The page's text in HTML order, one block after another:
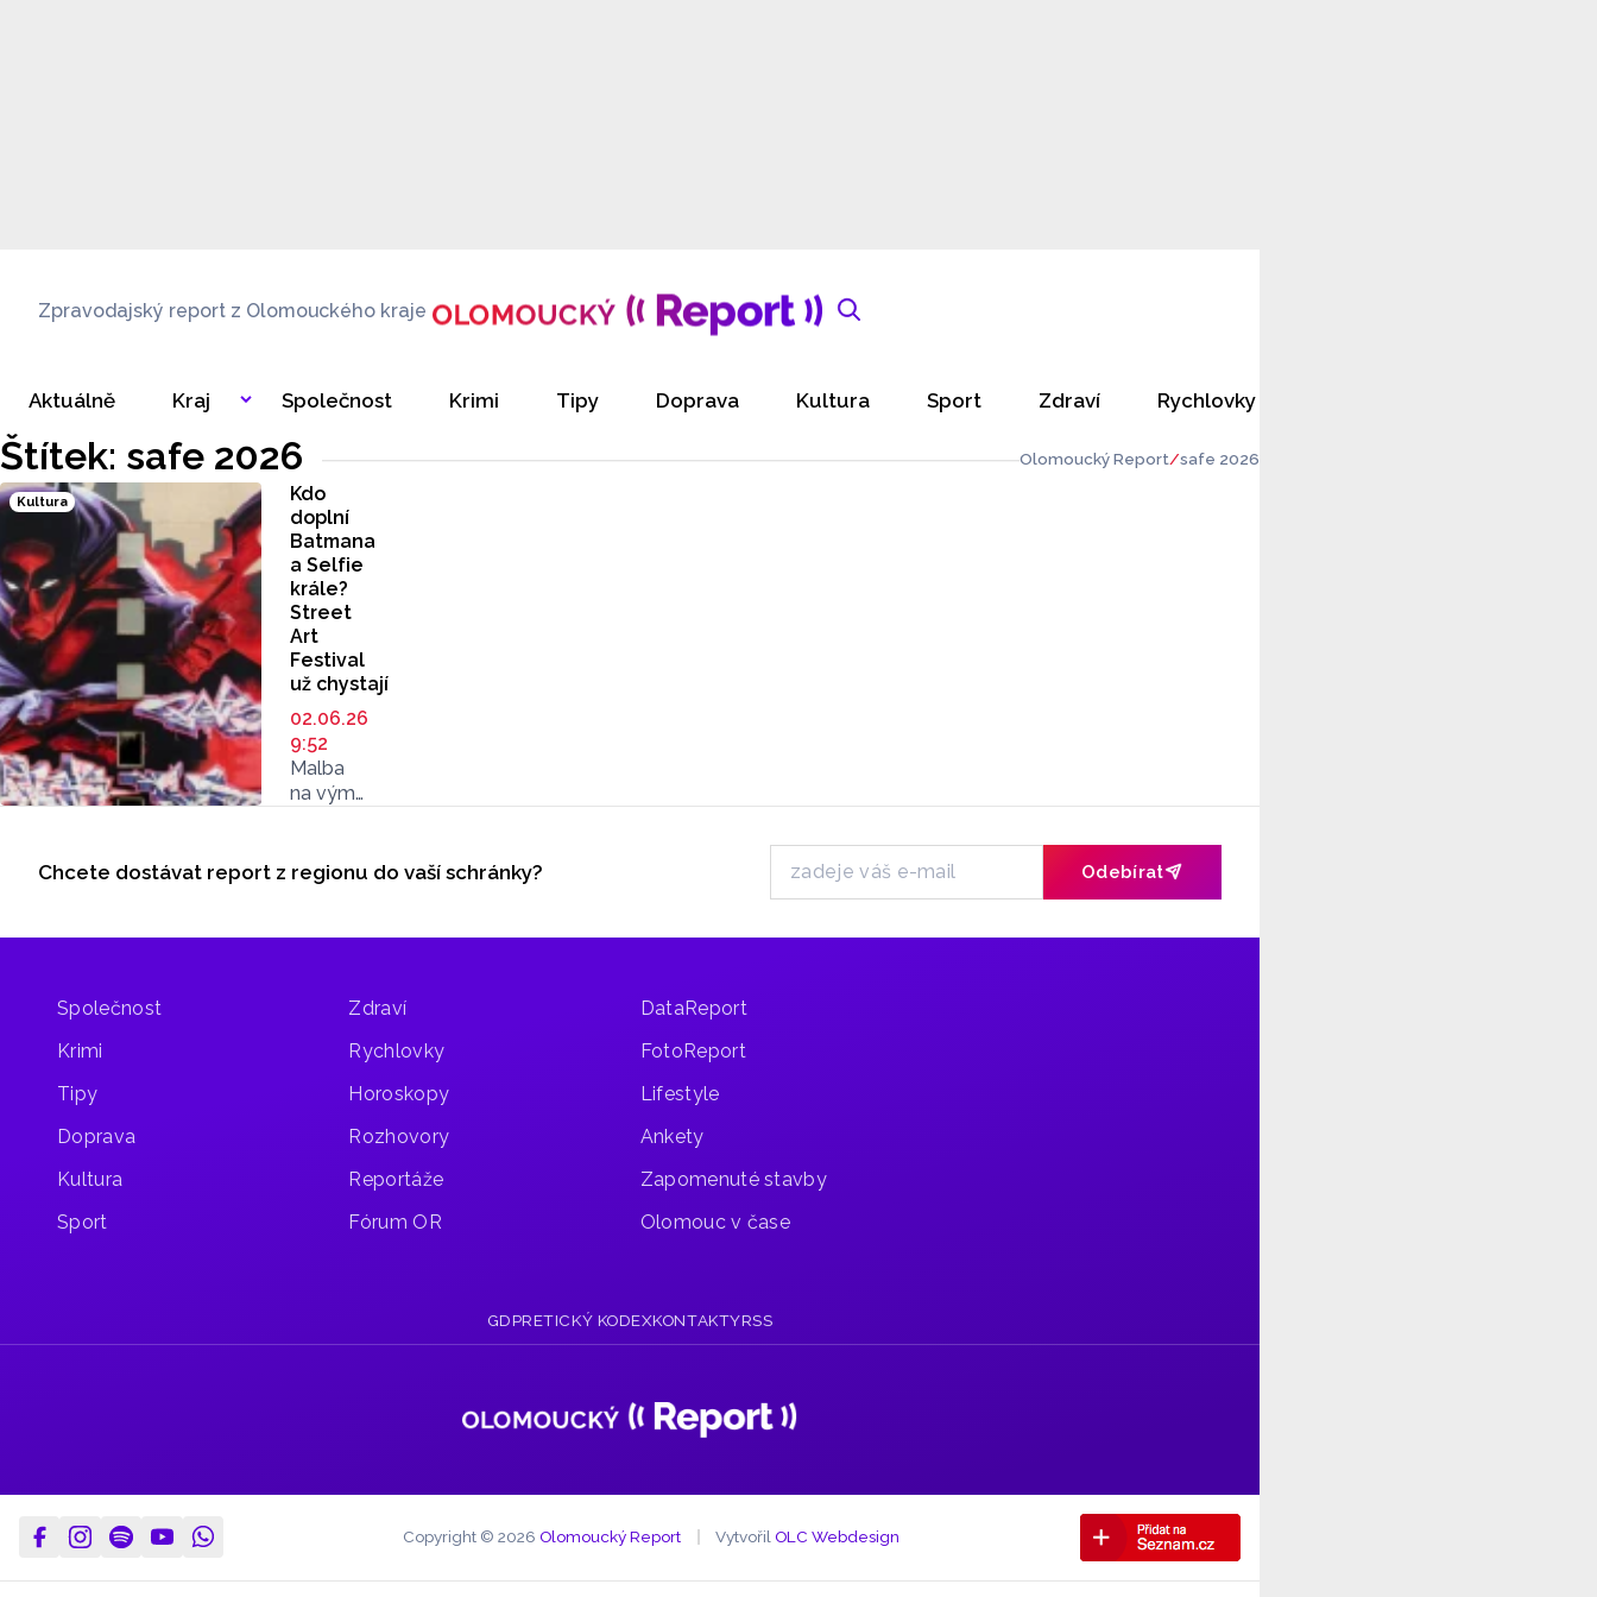
Zpravodajský report z Olomouckého kraje
Aktuálně Kraj Společnost Krimi Tipy Doprava Kultura Sport Zdraví Rychlovky
Štítek: safe 2026 Olomoucký Report safe 2026
Kultura
Kdo
doplní
Batmana
a Selfie
krále?
Street
Art
Festival
už chystají
02.06.26
9:52
Malba
na výměníkové
na Moravském
malba
Svobody.
To je jen
z ploch,
v minulých
úřadovali
Olomouc
Odběr newsletteru
Chcete dostávat report z regionu do vaší schránky? Odebírat
Společnost
Krimi
Tipy
Doprava
Kultura
Sport
Zdraví
Rychlovky
Horoskopy
Rozhovory
Reportáže
Fórum OR
DataReport
FotoReport
Lifestyle
Ankety
Zapomenuté stavby
Olomouc v čase
GDPRETICKÝ KODEXKONTAKTYRSS
Copyright © 2026Olomoucký Report VytvořilOLC Webdesign